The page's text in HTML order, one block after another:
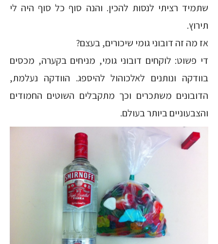
שתמיד רציתי לנסות להכין. והנה סוף כל סוף היה לי
תירוץ.
אז מה זה דובוני גומי שיכורים, בעצם?
די פשוט: לוקחים דובוני גומי, מניחים בקערה, מכסים
בוודקה ונותנים לאלכוהול להיספג. הוודקה נעלמת,
הדובונים משתכרים וכך מתקבלים השוטים החמודים
והצבעוניים ביותר בעולם.